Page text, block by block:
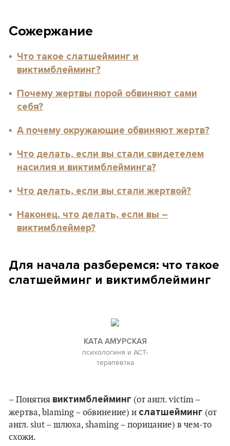
Сожержание
Что такое слатшейминг и
виктимблейминг?
Почему жертвы порой обвиняют сами
себя?
А почему окружающие обвиняют жертв?
Что делать, если вы стали свидетелем
насилия и виктимблейминга?
Что делать, если вы стали жертвой?
Наконец, что делать, если вы –
виктимблеймер?
Для начала разберемся: что такое
слатшейминг и виктимблейминг
КАТА АМУРСКАЯ
психологиня и АСТ-
терапевтка
– Понятия виктимблейминг (от англ. victim –
жертва, blaming – обвинение) и слатшейминг (от
англ. slut – шлюха, shaming – порицание) в чем-то
схожи.